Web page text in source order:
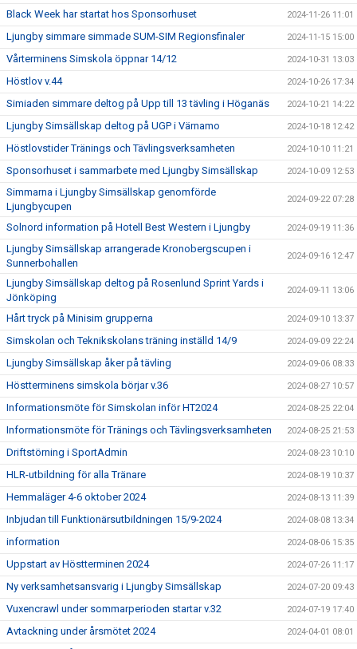
Black Week har startat hos Sponsorhuset 2024-11-26 11:01
Ljungby simmare simmade SUM-SIM Regionsfinaler 2024-11-15 15:00
Vårterminens Simskola öppnar 14/12 2024-10-31 13:03
Höstlov v.44 2024-10-26 17:34
Simiaden simmare deltog på Upp till 13 tävling i Höganäs 2024-10-21 14:22
Ljungby Simsällskap deltog på UGP i Värnamo 2024-10-18 12:42
Höstlovstider Tränings och Tävlingsverksamheten 2024-10-10 11:21
Sponsorhuset i sammarbete med Ljungby Simsällskap 2024-10-09 12:53
Simmarna i Ljungby Simsällskap genomförde
Ljungbycupen
2024-09-22 07:28
Solnord information på Hotell Best Western i Ljungby 2024-09-19 11:36
Ljungby Simsällskap arrangerade Kronobergscupen i
Sunnerbohallen
2024-09-16 12:47
Ljungby Simsällskap deltog på Rosenlund Sprint Yards i
Jönköping
2024-09-11 13:06
Hårt tryck på Minisim grupperna 2024-09-10 13:37
Simskolan och Teknikskolans träning inställd 14/9 2024-09-09 22:24
Ljungby Simsällskap åker på tävling 2024-09-06 08:33
Höstterminens simskola börjar v.36 2024-08-27 10:57
Informationsmöte för Simskolan inför HT2024 2024-08-25 22:04
Informationsmöte för Tränings och Tävlingsverksamheten 2024-08-25 21:53
Driftstörning i SportAdmin 2024-08-23 10:10
HLR-utbildning för alla Tränare 2024-08-19 10:37
Hemmaläger 4-6 oktober 2024 2024-08-13 11:39
Inbjudan till Funktionärsutbildningen 15/9-2024 2024-08-08 13:34
information 2024-08-06 15:35
Uppstart av Höstterminen 2024 2024-07-26 11:17
Ny verksamhetsansvarig i Ljungby Simsällskap 2024-07-20 09:43
Vuxencrawl under sommarperioden startar v.32 2024-07-19 17:40
Avtackning under årsmötet 2024 2024-04-01 08:01